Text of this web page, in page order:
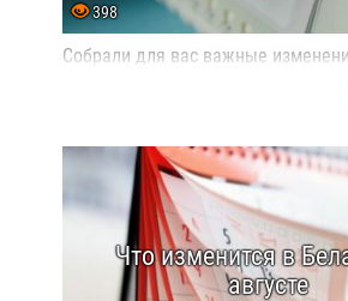
398
Собрали для вас важные
Что изменится в
августе